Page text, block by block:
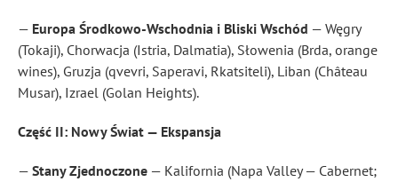
— Europa Środkowo-Wschodnia i Bliski Wschód — Węgry
(Tokaji), Chorwacja (Istria, Dalmatia), Słowenia (Brda, orange
wines), Gruzja (qvevri, Saperavi, Rkatsiteli), Liban (Château
Musar), Izrael (Golan Heights).
Część II: Nowy Świat — Ekspansja
— Stany Zjednoczone — Kalifornia (Napa Valley — Cabernet;